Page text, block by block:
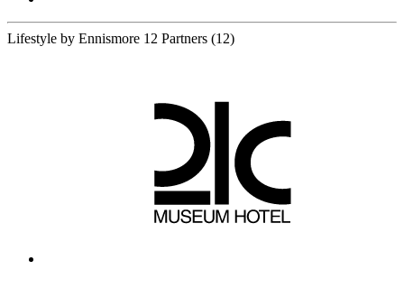
Lifestyle by Ennismore 12 Partners (12)